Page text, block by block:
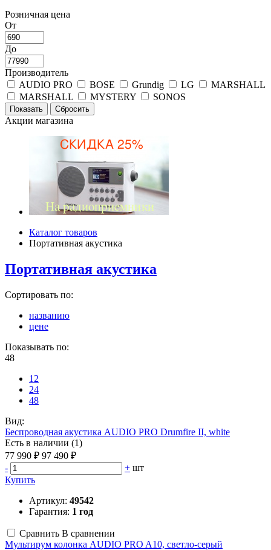
Розничная цена
От
До
Производитель
AUDIO PRO
BOSE Grundig LG
MARSHALL
MARSHALL
MYSTERY SONOS
Акции магазина
Каталог товаров
Портативная акустика
Портативная акустика
Сортировать по:
названию
цене
Показывать по:
48
12
24
48
Вид:
Беспроводная акустика AUDIO PRO Drumfire II, white
Есть в наличии (1)
77 990 ₽ 97 490 ₽
-
+ шт
Купить
Артикул: 49542
Гарантия: 1 год
Сравнить В сравнении
Мультирум колонка AUDIO PRO A10, светло-серый